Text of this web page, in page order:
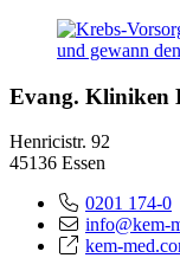
Evang. Kliniken
Henricistr. 92
45136 Essen
0201 174-0
info@kem-
kem-